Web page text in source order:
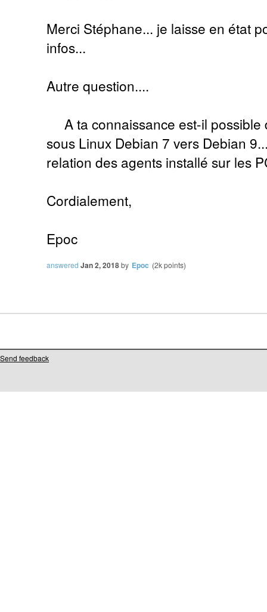
Merci Stéphane... je laisse en état
infos...
Autre question....
A ta connaissance est-il possible
sous Linux Debian 7 vers Debian
relation des agents installé sur les
Cordialement,
Epoc
answered Jan 2, 2018by Epoc (2kpoints)
Send feedback